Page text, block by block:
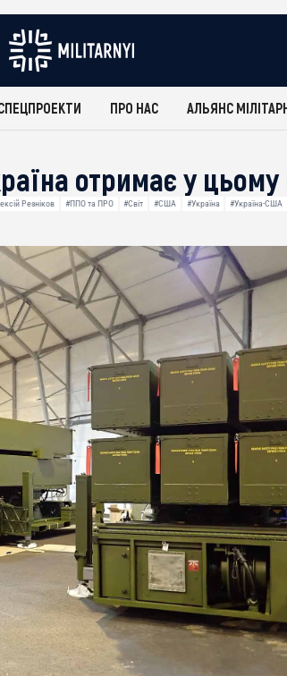
ПРО НАС АЛЬЯНС
отримає у цьому
Резніков #ППО та ПРО #Світ #США #Україна #Україна-США